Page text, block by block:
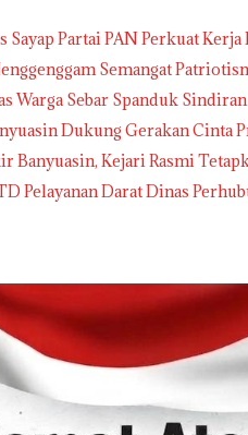
Partai PAN Perkuat
Semangat
Warga Sebar Spanduk Sindiran
Dukung Gerakan Cinta
Banyuasin, Kejari Rasmi
Pelayanan Darat Dinas